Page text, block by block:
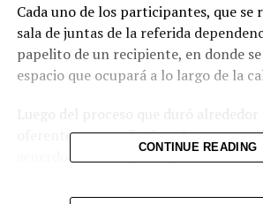
Cada uno de los participantes, que se
sala de juntas de la referida
papelito de un recipiente, en donde
espacio que ocupará a lo largo de la
Luego del proceso que duró alrededor
oferentes, en medio de aplausos,
acuerdo con el espacio que les tocó.
Como ocurrió en la reunión que se
CONTINUE READING